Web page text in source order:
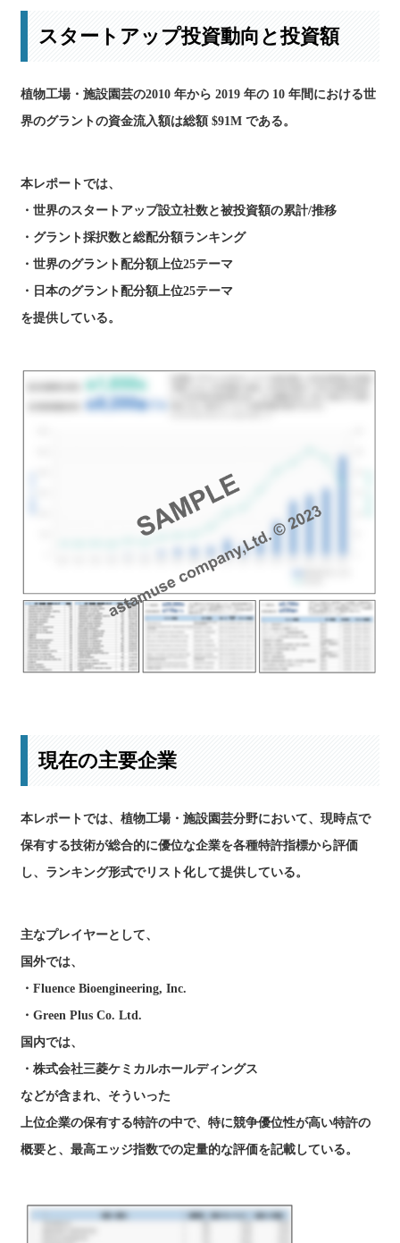
スタートアップ投資動向と投資額
植物工場・施設園芸の2010 年から 2019 年の 10 年間における世
界のグラントの資金流入額は総額 $91M である。
本レポートでは、
・世界のスタートアップ設立社数と被投資額の累計/推移
・グラント採択数と総配分額ランキング
・世界のグラント配分額上位25テーマ
・日本のグラント配分額上位25テーマ
を提供している。
現在の主要企業
本レポートでは、植物工場・施設園芸分野において、現時点で
保有する技術が総合的に優位な企業を各種特許指標から評価
し、ランキング形式でリスト化して提供している。
主なプレイヤーとして、
国外では、
・Fluence Bioengineering, Inc.
・Green Plus Co. Ltd.
国内では、
・株式会社三菱ケミカルホールディングス
などが含まれ、そういった
上位企業の保有する特許の中で、特に競争優位性が高い特許の
概要と、最高エッジ指数での定量的な評価を記載している。